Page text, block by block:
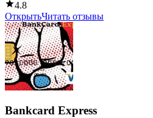
4.8
ОткрытьЧитать отзывы
Bankcard Express